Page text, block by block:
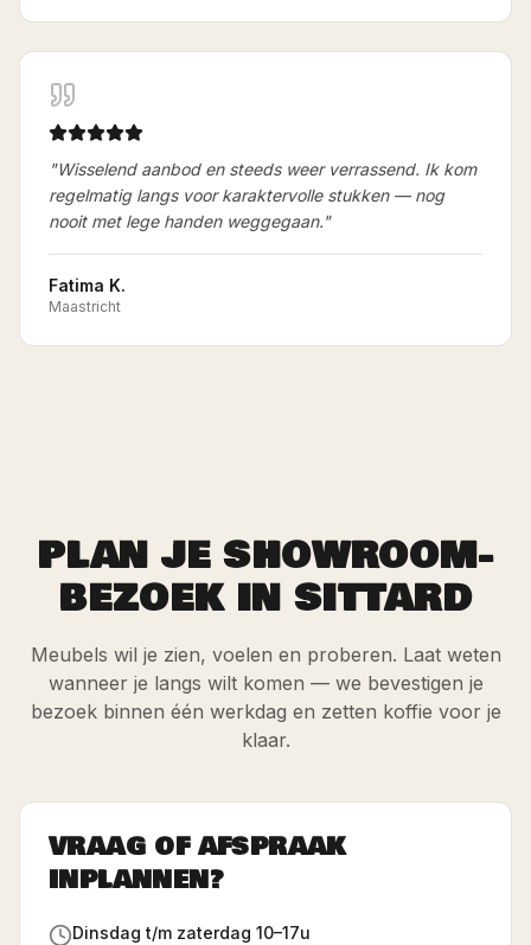
"Wisselend aanbod en steeds weer verrassend. Ik kom
regelmatig langs voor karaktervolle stukken — nog
nooit met lege handen weggegaan."
Fatima K.
Maastricht
PLAN JE SHOWROOM-
BEZOEK IN SITTARD
Meubels wil je zien, voelen en proberen. Laat weten
wanneer je langs wilt komen — we bevestigen je
bezoek binnen één werkdag en zetten koffie voor je
klaar.
VRAAG OF AFSPRAAK
INPLANNEN?
Dinsdag t/m zaterdag 10–17u